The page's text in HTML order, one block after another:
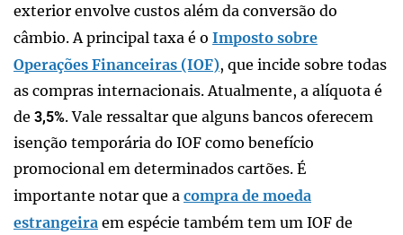
exterior envolve custos além da conversão do
câmbio. A principal taxa é o Imposto sobre
Operações Financeiras (IOF), que incide sobre todas
as compras internacionais. Atualmente, a alíquota é
de 3,5%. Vale ressaltar que alguns bancos oferecem
isenção temporária do IOF como benefício
promocional em determinados cartões. É
importante notar que a compra de moeda
estrangeira em espécie também tem um IOF de